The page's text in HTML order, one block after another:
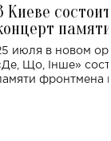
Киеве
песни
июля в новом
Що, Інше»
фронтмена